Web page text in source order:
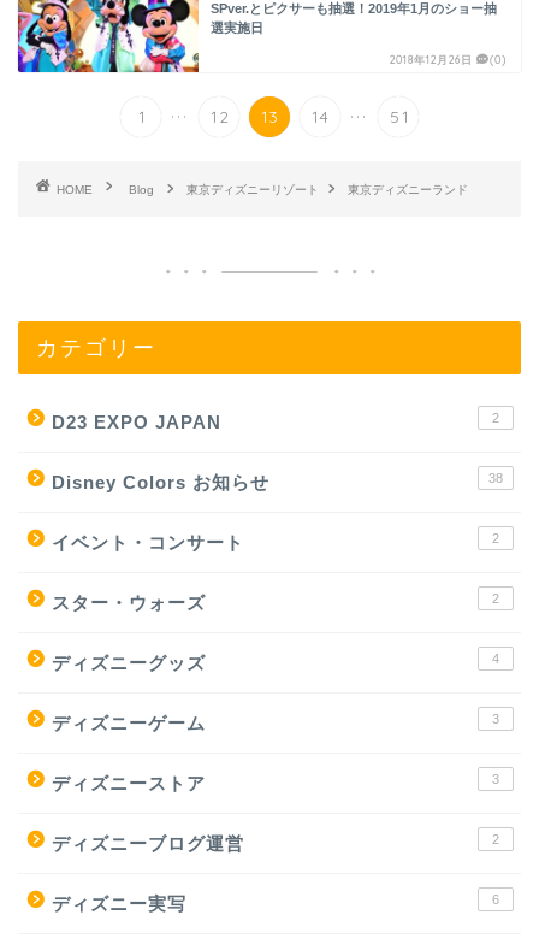
SPver.とピクサーも抽選！2019年1月のショー抽
選実施日
2018年12月26日 (0)
1 ... 12 13 14 ... 51
HOME Blog 東京ディズニーリゾート 東京ディズニーランド
カテゴリー
D23 EXPO JAPAN 2
Disney Colors お知らせ 38
イベント・コンサート 2
スター・ウォーズ 2
ディズニーグッズ 4
ディズニーゲーム 3
ディズニーストア 3
ディズニーブログ運営 2
ディズニー実写 6